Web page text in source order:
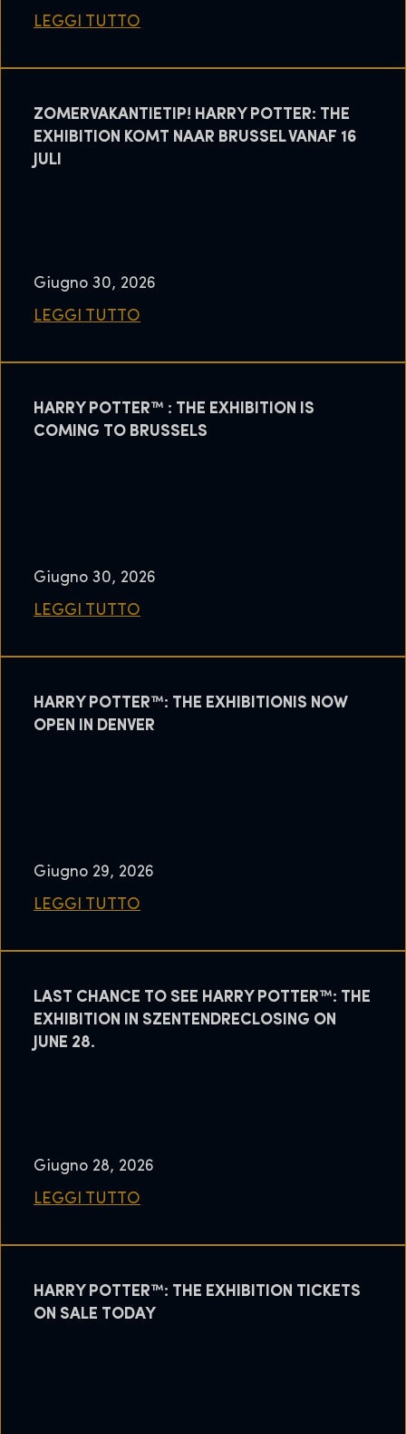
LEGGI TUTTO
ZOMERVAKANTIETIP! HARRY POTTER: THE
EXHIBITION KOMT NAAR BRUSSEL VANAF 16
JULI
Giugno 30, 2026
LEGGI TUTTO
HARRY POTTER™ : THE EXHIBITION IS
COMING TO BRUSSELS
Giugno 30, 2026
LEGGI TUTTO
HARRY POTTER™: THE EXHIBITIONIS NOW
OPEN IN DENVER
Giugno 29, 2026
LEGGI TUTTO
LAST CHANCE TO SEE HARRY POTTER™: THE
EXHIBITION IN SZENTENDRECLOSING ON
JUNE 28.
Giugno 28, 2026
LEGGI TUTTO
HARRY POTTER™: THE EXHIBITION TICKETS
ON SALE TODAY